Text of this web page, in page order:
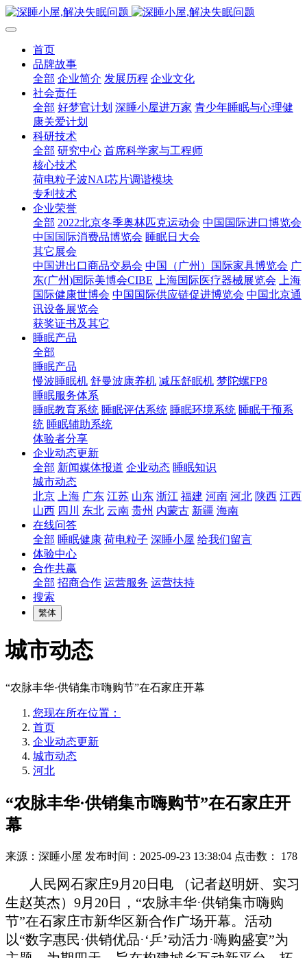
首页
品牌故事
全部 企业简介 发展历程 企业文化
社会责任
全部 好梦官计划 深睡小屋进万家 青少年睡眠与心理健
康关爱计划
科研技术
全部 研究中心 首席科学家与工程师
核心技术
荷电粒子波NAI芯片调谐模块
专利技术
企业荣誉
全部 2022北京冬季奥林匹克运动会 中国国际进口博览会
中国国际消费品博览会 睡眠日大会
其它展会
中国进出口商品交易会 中国（广州）国际家具博览会 广
东(广州)国际美博会CIBE
上海国际医疗器械展览会
上海
国际健康世博会 中国国际供应链促进博览会 中国北京通
讯设备展览会
获奖证书及其它
睡眠产品
全部
睡眠产品
慢波睡眠机 舒曼波康养机 减压舒眠机 梦陀螺FP8
睡眠服务体系
睡眠教育系统 睡眠评估系统 睡眠环境系统 睡眠干预系
统 睡眠辅助系统
体验者分享
企业动态更新
全部 新闻媒体报道 企业动态 睡眠知识
城市动态
北京
上海 广东 江苏 山东 浙江 福建 河南 河北 陕西 江西
山西 四川 东北 云南 贵州 内蒙古 新疆 海南
在线问答
全部 睡眠健康 荷电粒子 深睡小屋 给我们留言
体验中心
合作共赢
全部 招商合作 运营服务 运营扶持
搜索
繁体
城市动态
“农脉丰华·供销集市嗨购节”在石家庄开幕
您现在所在位置：
首页
企业动态更新
城市动态
河北
“农脉丰华·供销集市嗨购节”在石家庄开
幕
来源：深睡小屋 发布时间：2025-09-23 13:38:04 点击数： 178
人民网石家庄9月20日电 （记者赵明妍、实习
生赵英杰）9月20日，“农脉丰华·供销集市嗨购
节”在石家庄市新华区新合作广场开幕。活动
以“数字惠民·供销优品·‘乒’动活力·嗨购盛宴”为